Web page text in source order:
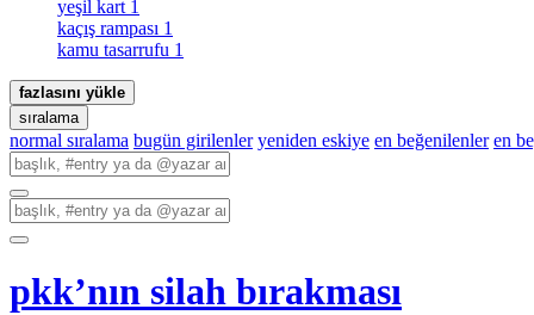
yeşil kart 1
kaçış rampası 1
kamu tasarrufu 1
fazlasını yükle
sıralama
normal sıralama bugün girilenler yeniden eskiye en beğenilenler en
pkk’nın silah bırakması